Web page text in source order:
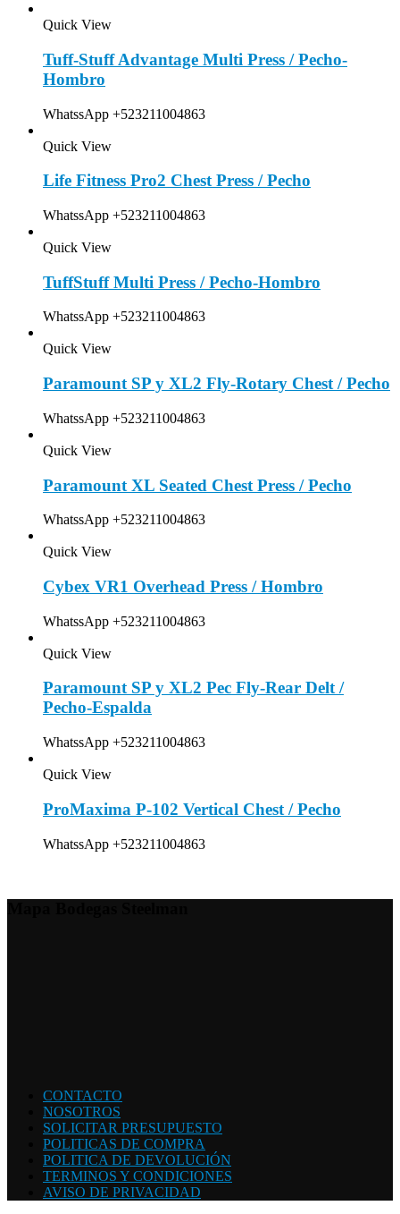
Quick View
Tuff-Stuff Advantage Multi Press / Pecho-
Hombro
WhatssApp +523211004863
Quick View
Life Fitness Pro2 Chest Press / Pecho
WhatssApp +523211004863
Quick View
TuffStuff Multi Press / Pecho-Hombro
WhatssApp +523211004863
Quick View
Paramount SP y XL2 Fly-Rotary Chest / Pecho
WhatssApp +523211004863
Quick View
Paramount XL Seated Chest Press / Pecho
WhatssApp +523211004863
Quick View
Cybex VR1 Overhead Press / Hombro
WhatssApp +523211004863
Quick View
Paramount SP y XL2 Pec Fly-Rear Delt /
Pecho-Espalda
WhatssApp +523211004863
Quick View
ProMaxima P-102 Vertical Chest / Pecho
WhatssApp +523211004863
CONTACTO
NOSOTROS
SOLICITAR PRESUPUESTO
POLITICAS DE COMPRA
POLITICA DE DEVOLUCIÓN
TERMINOS Y CONDICIONES
AVISO DE PRIVACIDAD